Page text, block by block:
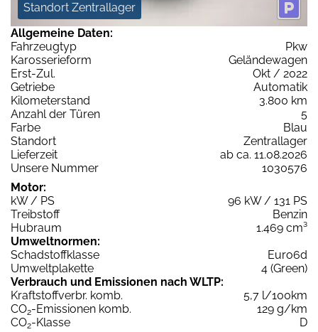
Standort Zentrallager
Allgemeine Daten:
Fahrzeugtyp
Pkw
Karosserieform
Geländewagen
Erst-Zul.
Okt / 2022
Getriebe
Automatik
Kilometerstand
3.800 km
Anzahl der Türen
5
Farbe
Blau
Standort
Zentrallager
Lieferzeit
ab ca. 11.08.2026
Unsere Nummer
1030576
Motor:
kW / PS
96 kW / 131 PS
Treibstoff
Benzin
Hubraum
1.469 cm³
Umweltnormen:
Schadstoffklasse
Euro6d
Umweltplakette
4 (Green)
Verbrauch und Emissionen nach WLTP:
Kraftstoffverbr. komb.
5,7 l/100km
CO2-Emissionen komb.
129 g/km
CO2-Klasse
D